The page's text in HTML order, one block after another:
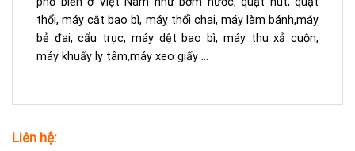
thổi, máy cắt bao bì, máy thổi chai, máy làm bánh,máy
bẻ đai, cẩu trục, máy dệt bao bì, máy thu xả cuộn,
máy khuấy ly tâm,máy xeo giấy …
Liên hệ: